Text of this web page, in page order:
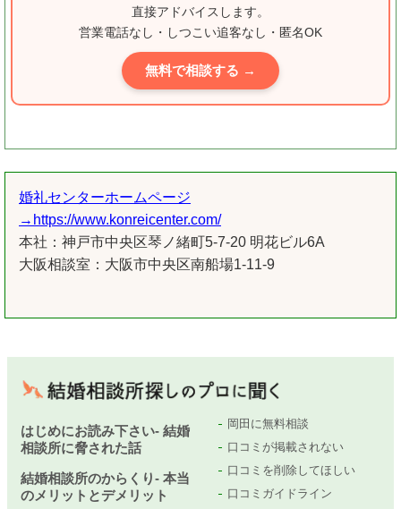
直接アドバイスします。
営業電話なし・しつこい追客なし・匿名OK
無料で相談する →
婚礼センターホームページ
→https://www.konreicenter.com/
本社：神戸市中央区琴ノ緒町5-7-20 明花ビル6A
大阪相談室：大阪市中央区南船場1-11-9
はじめにお読み下さい- 結婚
相談所に脅された話
結婚相談所のからくり- 本当
のメリットとデメリット
岡田に無料相談
口コミが掲載されない
口コミを削除してほしい
口コミガイドライン